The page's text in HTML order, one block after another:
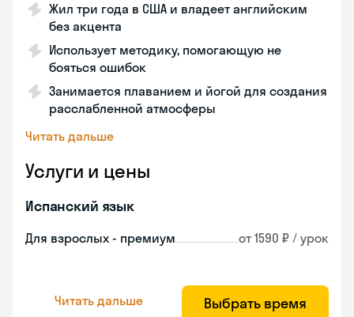
Жил три года в США и владеет английским
без акцента
Использует методику, помогающую не
бояться ошибок
Занимается плаванием и йогой для создания
расслабленной атмосферы
Читать дальше
Услуги и цены
Испанский язык
Для взрослых - премиум от 1590 ₽ / урок
Читать дальше Выбрать время